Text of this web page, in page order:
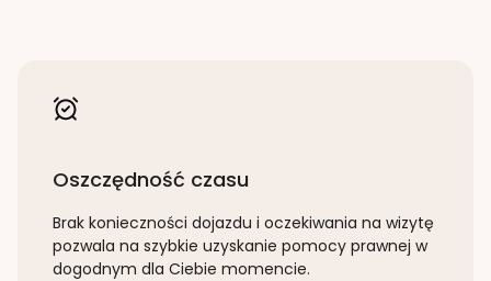
Oszczędność czasu
Brak konieczności dojazdu i oczekiwania na wizytę
pozwala na szybkie uzyskanie pomocy prawnej w
dogodnym dla Ciebie momencie.